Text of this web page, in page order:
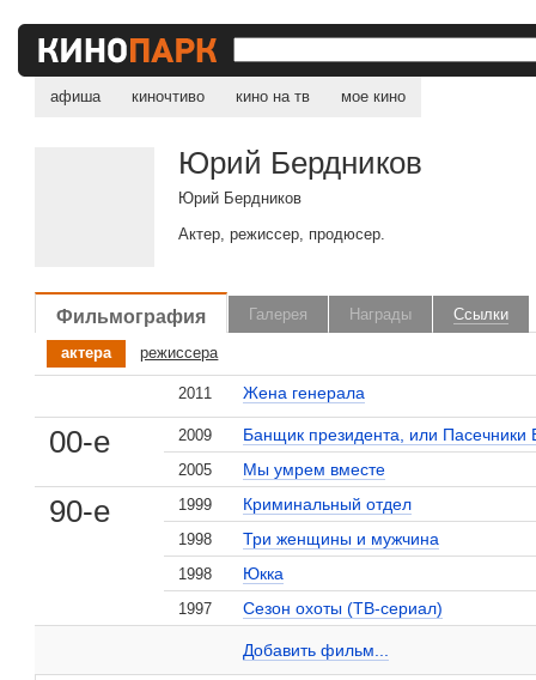
афиша киночтиво кино на тв мое кино
Юрий Бердников
Юрий Бердников
Актер, режиссер, продюсер.
Фильмография Галерея Награды Ссылки
актера режиссера
2011 Жена генерала
00-е 2009 Банщик президента, или Пасечники
2005 Мы умрем вместе
90-е 1999 Криминальный отдел
1998 Три женщины и мужчина
1998 Юкка
1997 Сезон охоты (ТВ-сериал)
Добавить фильм...
2008 Невинные создания
1999 Криминальный отдел
Добавить фильм...
Юрий Бердников на сайте Кино-Театр.ru
, поделитесь своим мнением